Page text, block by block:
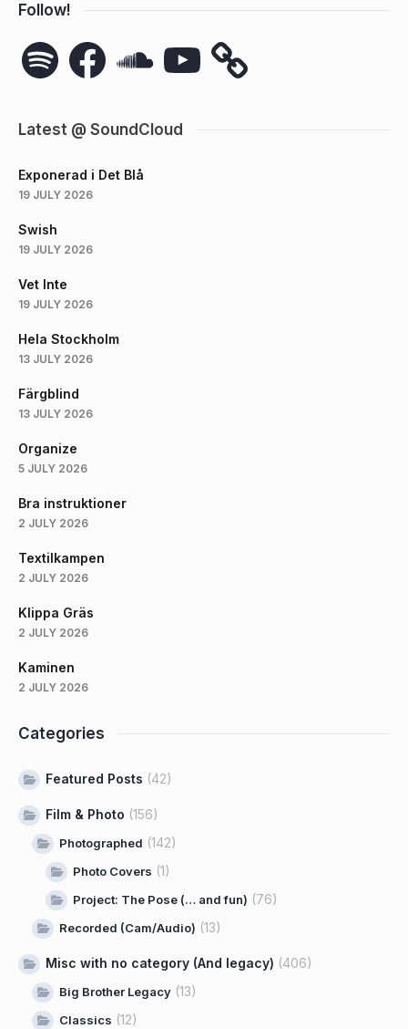
Follow!
Spotify FacebookSoundCloudYouTube
Latest @ SoundCloud
Exponerad i Det Blå
19 JULY 2026
Swish
19 JULY 2026
Vet Inte
19 JULY 2026
Hela Stockholm
13 JULY 2026
Färgblind
13 JULY 2026
Organize
5 JULY 2026
Bra instruktioner
2 JULY 2026
Textilkampen
2 JULY 2026
Klippa Gräs
2 JULY 2026
Kaminen
2 JULY 2026
Categories
Featured Posts (42)
Film & Photo (156)
Photographed (142)
Photo Covers (1)
Project: The Pose (… and fun) (76)
Recorded (Cam/Audio) (13)
Misc with no category (And legacy) (406)
Big Brother Legacy (13)
Classics (12)